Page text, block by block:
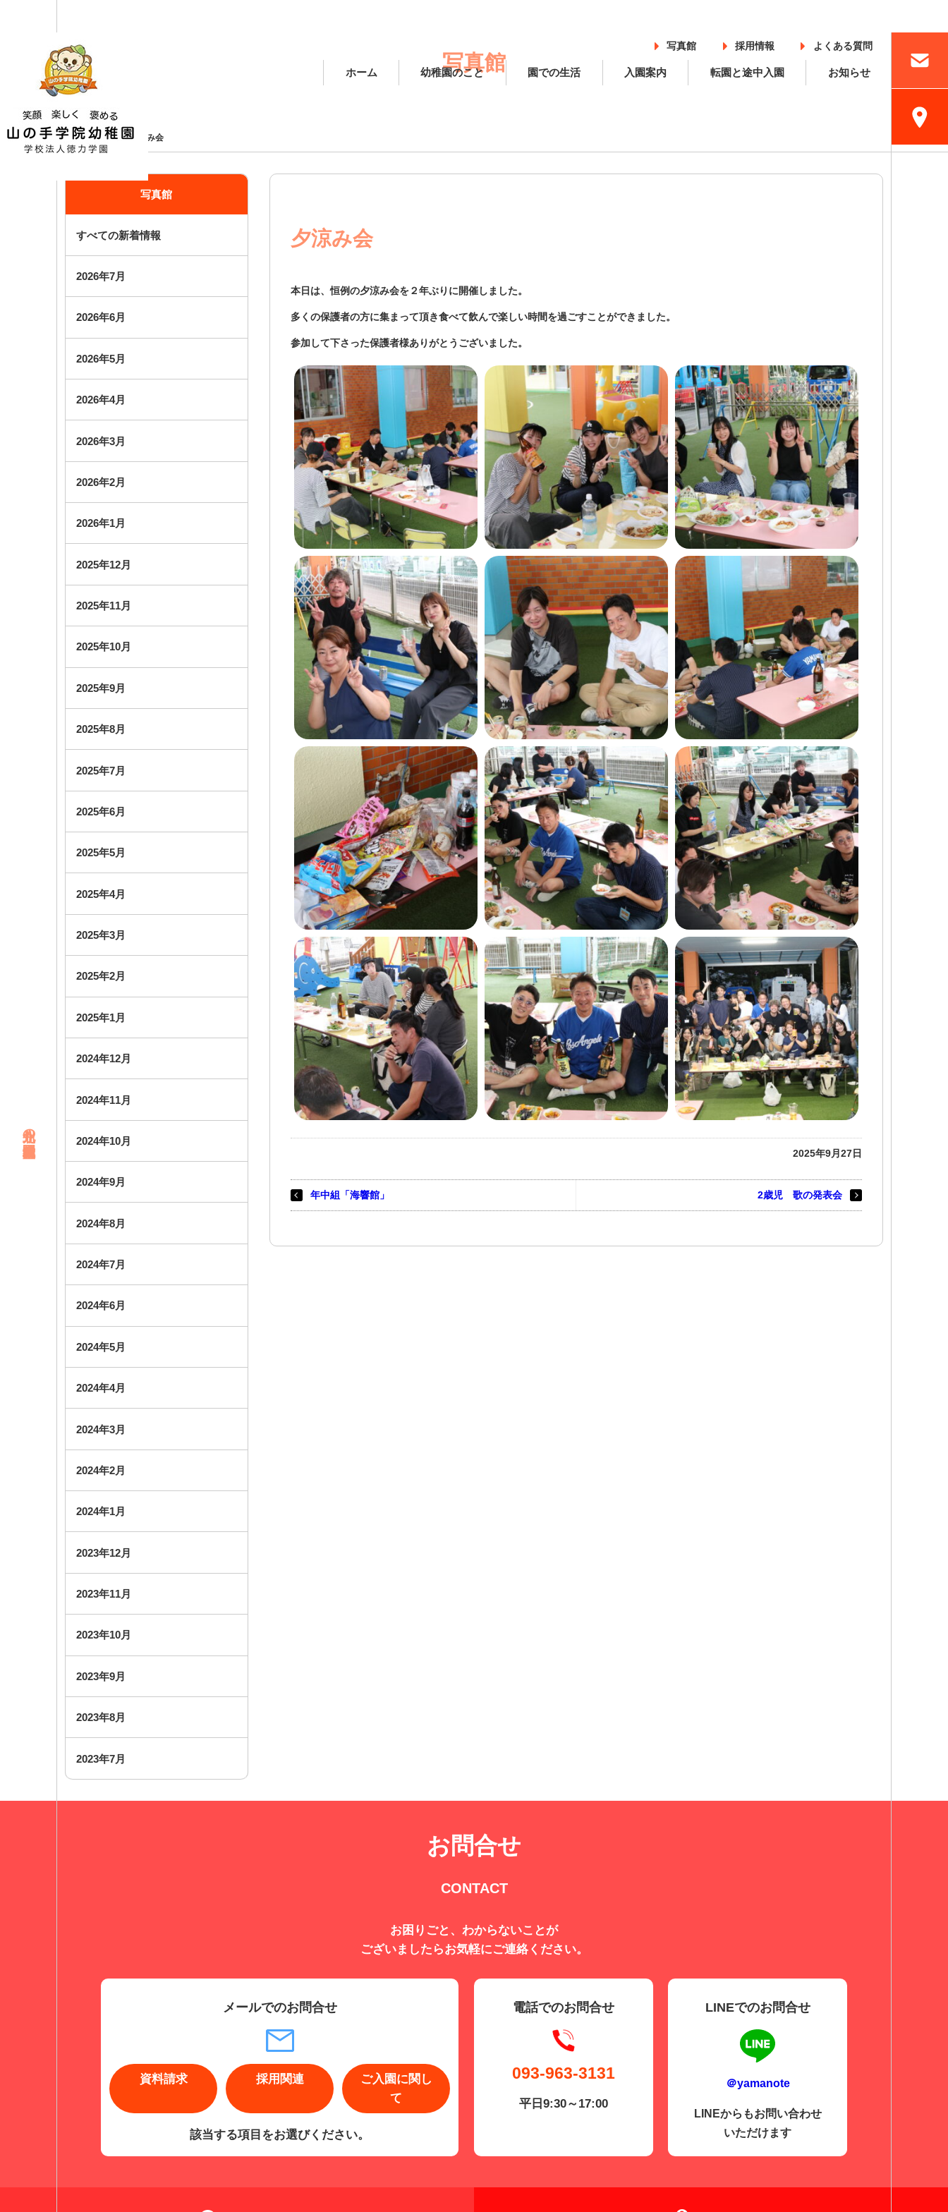
写真館 採用情報 よくある質問
ホーム 幼稚園のこと 園での生活 入園案内 転園と途中入園 お知らせ
北九州の幼稚園・未就園児教室
写真館
ホーム 写真館 夕涼み会
写真館
すべての新着情報
2026年7月
2026年6月
2026年5月
2026年4月
2026年3月
2026年2月
2026年1月
2025年12月
2025年11月
2025年10月
2025年9月
2025年8月
2025年7月
2025年6月
2025年5月
2025年4月
2025年3月
2025年2月
2025年1月
2024年12月
2024年11月
2024年10月
2024年9月
2024年8月
2024年7月
2024年6月
2024年5月
2024年4月
2024年3月
2024年2月
2024年1月
2023年12月
2023年11月
2023年10月
2023年9月
2023年8月
2023年7月
夕涼み会
本日は、恒例の夕涼み会を２年ぶりに開催しました。
多くの保護者の方に集まって頂き食べて飲んで楽しい時間を過ごすことができました。
参加して下さった保護者様ありがとうございました。
2025年9月27日
年中組「海響館」 2歳児 歌の発表会
お問合せ
CONTACT
お困りごと、わからないことが
ございましたらお気軽にご連絡ください。
メールでのお問合せ
資料請求 採用関連
ご入園に関し
て
該当する項目をお選びください。
電話でのお問合せ
093-963-3131
平日9:30～17:00
LINEでのお問合せ
＠yamanote
LINEからもお問い合わせ
いただけます